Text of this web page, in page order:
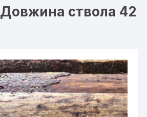
Довжина ствола 42